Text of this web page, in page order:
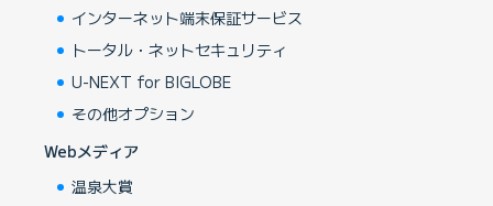
インターネット端末保証サービス
トータル・ネットセキュリティ
U-NEXT for BIGLOBE
その他オプション
Webメディア
温泉大賞